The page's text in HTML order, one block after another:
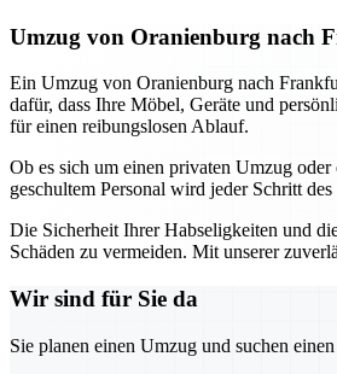
Umzug von Oranienburg nach
Ein Umzug von Oranienburg nach
dafür, dass Ihre Möbel, Geräte und
für einen reibungslosen Ablauf.
Ob es sich um einen privaten Umzug
geschultem Personal wird jeder Schritt
Die Sicherheit Ihrer Habseligkeiten und
Schäden zu vermeiden. Mit unserer
Wir sind für Sie da
Sie planen einen Umzug und suchen